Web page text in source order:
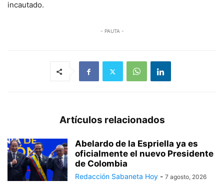
incautado.
- PAUTA -
Artículos relacionados
Abelardo de la Espriella ya es
oficialmente el nuevo Presidente
de Colombia
Redacción Sabaneta Hoy - 7 agosto, 2026